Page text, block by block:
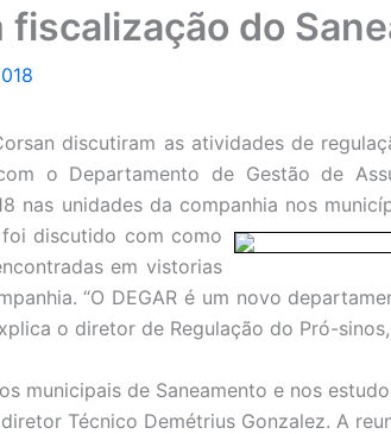
do
discutiram as atividades de
o Departamento de Gestão de
nas unidades da companhia nos
discutido com como
em vistorias
“O DEGAR é um novo
o diretor de Regulação do Pró-
municipais de Saneamento e nos
Técnico Demétrius Gonzalez. A